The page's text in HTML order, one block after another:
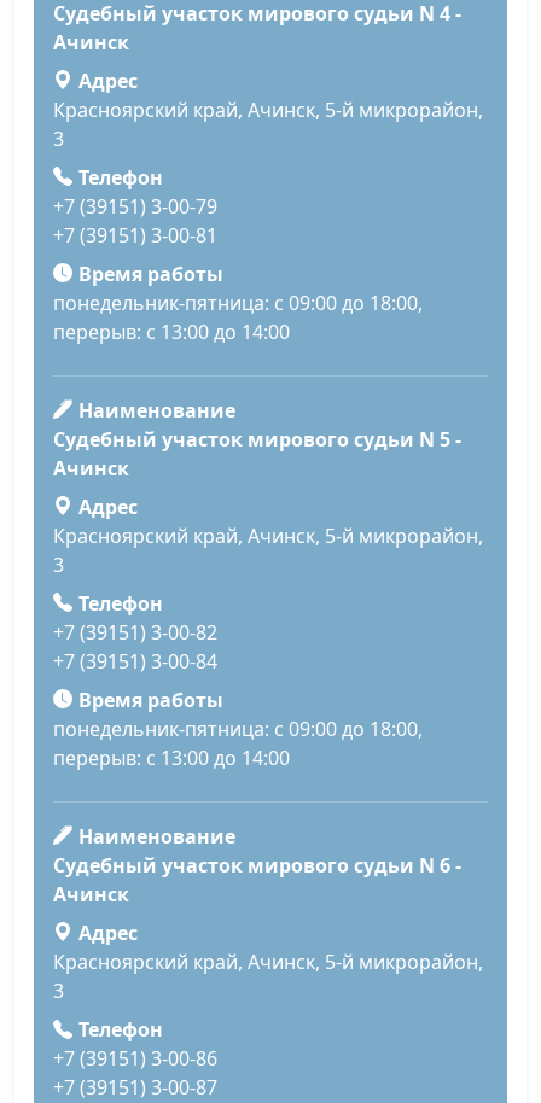
Судебный участок мирового судьи N 4 -
Ачинск
Адрес
Красноярский край, Ачинск, 5-й микрорайон,
3
Телефон
+7 (39151) 3-00-79
+7 (39151) 3-00-81
Время работы
понедельник-пятница: с 09:00 до 18:00,
перерыв: с 13:00 до 14:00
Наименование
Судебный участок мирового судьи N 5 -
Ачинск
Адрес
Красноярский край, Ачинск, 5-й микрорайон,
3
Телефон
+7 (39151) 3-00-82
+7 (39151) 3-00-84
Время работы
понедельник-пятница: с 09:00 до 18:00,
перерыв: с 13:00 до 14:00
Наименование
Судебный участок мирового судьи N 6 -
Ачинск
Адрес
Красноярский край, Ачинск, 5-й микрорайон,
3
Телефон
+7 (39151) 3-00-86
+7 (39151) 3-00-87